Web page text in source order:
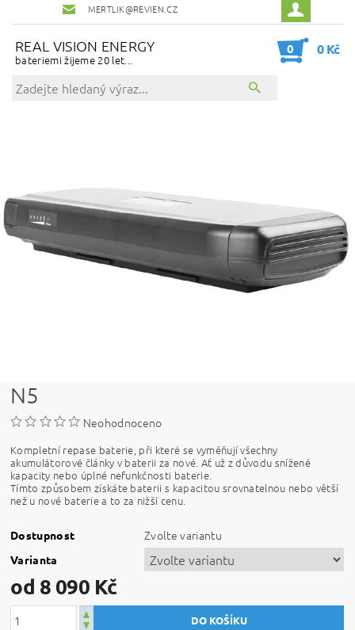
MERTLIK@REVIEN.CZ
REAL VISION ENERGY
bateriemi žijeme 20 let...
0 0 Kč
N5
Neohodnoceno
Kompletní repase baterie, při které se vyměňují všechny
akumulátorové články v baterii za nové. Ať už z důvodu snížené
kapacity nebo úplné nefunkčnosti baterie.
Tímto způsobem získáte baterii s kapacitou srovnatelnou nebo větší
než u nové baterie a to za nižší cenu.
Dostupnost Zvolte variantu
Varianta
od 8 090 Kč